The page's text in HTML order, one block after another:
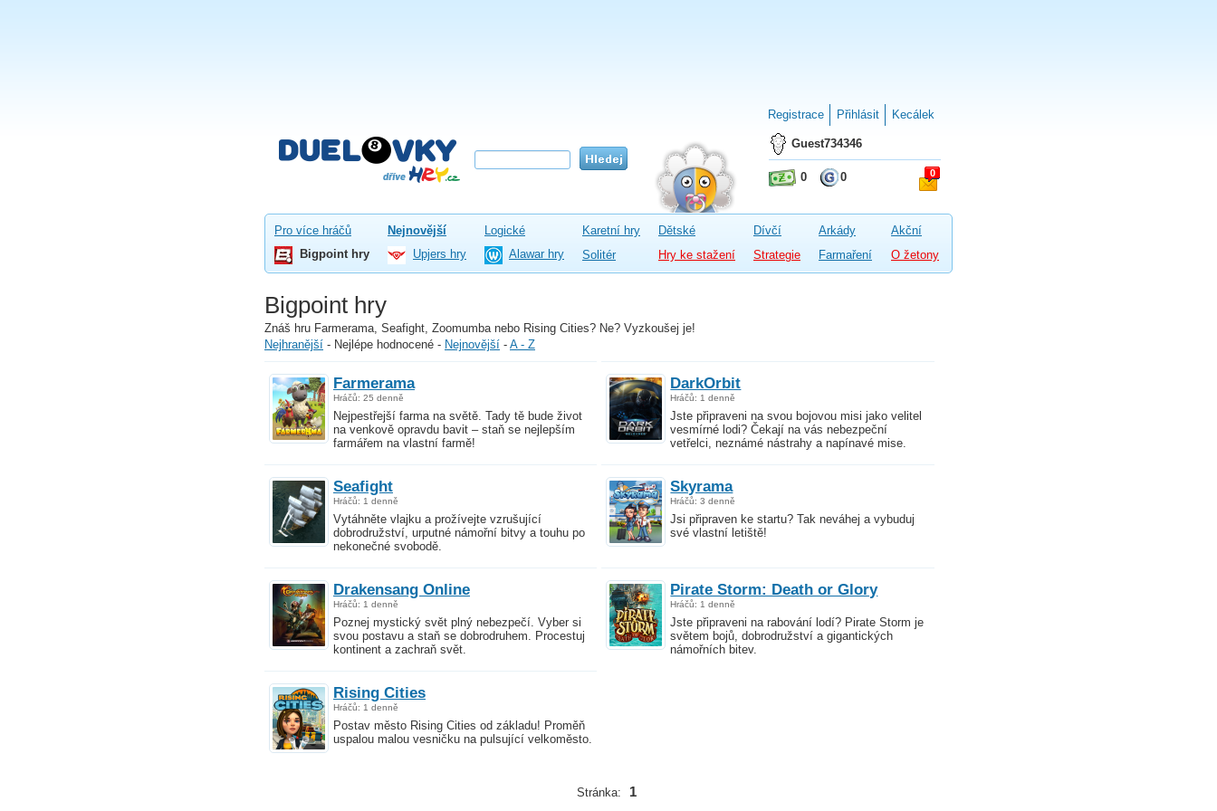
Registrace Přihlásit Kecálek
Guest734346
0 0 0
Pro více hráčů Nejnovější Logické Karetní hry Dětské Dívčí Arkády
Akční
Bigpoint hry
Upjers hry Alawar hry Solitér Hry ke stažení Strategie Farmaření O žetony
Bigpoint hry
Znáš hru Farmerama, Seafight, Zoomumba nebo Rising Cities? Ne? Vyzkoušej je!
Nejhranější - Nejlépe hodnocené - Nejnovější - A - Z
Farmerama
Hráčů: 25 denně
Nejpestřejší farma na světě. Tady tě bude život
na venkově opravdu bavit – staň se nejlepším
farmářem na vlastní farmě!
DarkOrbit
Hráčů: 1 denně
Jste připraveni na svou bojovou misi jako velitel
vesmírné lodi? Čekají na vás nebezpeční
vetřelci, neznámé nástrahy a napínavé mise.
Seafight
Hráčů: 1 denně
Vytáhněte vlajku a prožívejte vzrušující
dobrodružství, urputné námořní bitvy a touhu po
nekonečné svobodě.
Skyrama
Hráčů: 3 denně
Jsi připraven ke startu? Tak neváhej a vybuduj
své vlastní letiště!
Drakensang Online
Hráčů: 1 denně
Poznej mystický svět plný nebezpečí. Vyber si
svou postavu a staň se dobrodruhem. Procestuj
kontinent a zachraň svět.
Pirate Storm: Death or Glory
Hráčů: 1 denně
Jste připraveni na rabování lodí? Pirate Storm je
světem bojů, dobrodružství a gigantických
námořních bitev.
Rising Cities
Hráčů: 1 denně
Postav město Rising Cities od základu! Proměň
uspalou malou vesničku na pulsující velkoměsto.
Stránka: 1